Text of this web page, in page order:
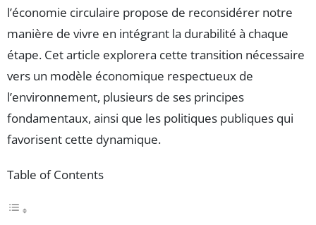
l’économie circulaire propose de reconsidérer notre
manière de vivre en intégrant la durabilité à chaque
étape. Cet article explorera cette transition nécessaire
vers un modèle économique respectueux de
l’environnement, plusieurs de ses principes
fondamentaux, ainsi que les politiques publiques qui
favorisent cette dynamique.
Table of Contents